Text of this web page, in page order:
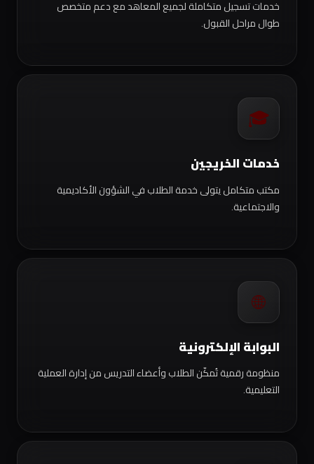
خدمات تسجيل متكاملة لجميع المعاهد مع دعم متخصص
طوال مراحل القبول.
🎓
خدمات الخريجين
مكتب متكامل يتولى خدمة الطلاب في الشؤون الأكاديمية
والاجتماعية.
🌐
البوابة الإلكترونية
منظومة رقمية تُمكّن الطلاب وأعضاء التدريس من إدارة العملية
التعليمية.